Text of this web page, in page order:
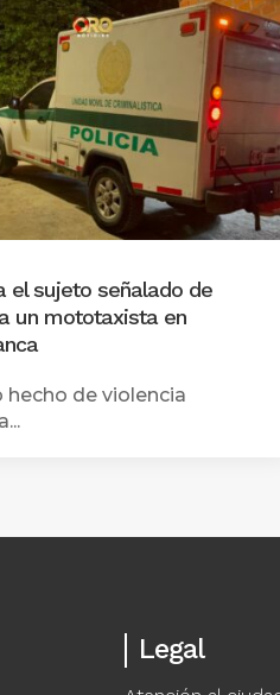
el sujeto señalado de
un mototaxista en
hecho de violencia
Legal